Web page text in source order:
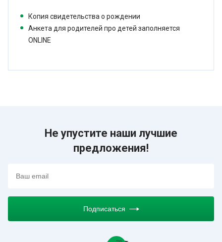
Копия свидетельства о рождении
Анкета для родителей про детей заполняется
ONLINE
Не упустите наши лучшие
предложения!
Подписаться